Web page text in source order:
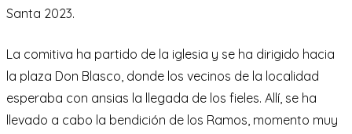
Santa 2023.
La comitiva ha partido de la iglesia y se ha dirigido hacia
la plaza Don Blasco, donde los vecinos de la localidad
esperaba con ansias la llegada de los fieles. Allí, se ha
llevado a cabo la bendición de los Ramos, momento muy